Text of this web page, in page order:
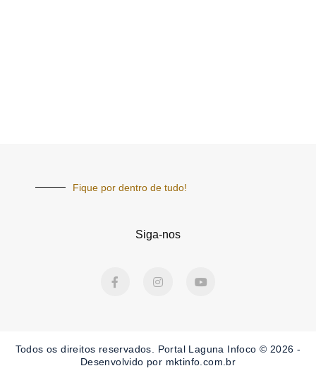
Fique por dentro de tudo!
Siga-nos
a
k
-
n
a
m
o
Todos os direitos reservados. Portal Laguna Infoco © 2026 -
Desenvolvido por mktinfo.com.br